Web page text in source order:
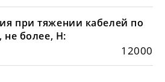
при тяжении кабелей по
не более, Н:
12000